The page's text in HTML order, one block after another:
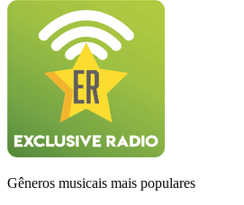
Gêneros musicais mais populares